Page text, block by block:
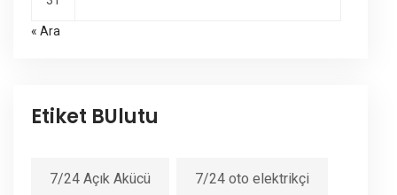
« Ara
Etiket BUlutu
7/24 Açık Akücü 7/24 oto elektrikçi